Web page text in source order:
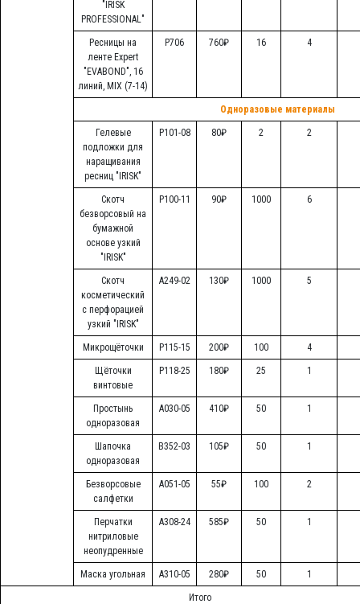
"IRISK
PROFESSIONAL"
Ресницы на
ленте Expert
"EVABOND", 16
линий, MIX (7-14)
Р706 760₽ 16 4
Одноразовые материалы
Гелевые
подложки для
наращивания
ресниц "IRISK"
Р101-08 80₽ 2 2
Скотч
безворсовый на
бумажной
основе узкий
"IRISK"
Р100-11 90₽ 1000 6
Скотч
косметический
с перфорацией
узкий "IRISK"
А249-02 130₽ 1000 5
Микрощёточки Р115-15 200₽ 100 4
Щёточки
винтовые
Р118-25 180₽ 25 1
Простынь
одноразовая
А030-05 410₽ 50 1
Шапочка
одноразовая
В352-03 105₽ 50 1
Безворсовые
салфетки
А051-05 55₽ 100 2
Перчатки
нитриловые
неопудренные
А308-24 585₽ 50 1
Маска угольная А310-05 280₽ 50 1
Итого